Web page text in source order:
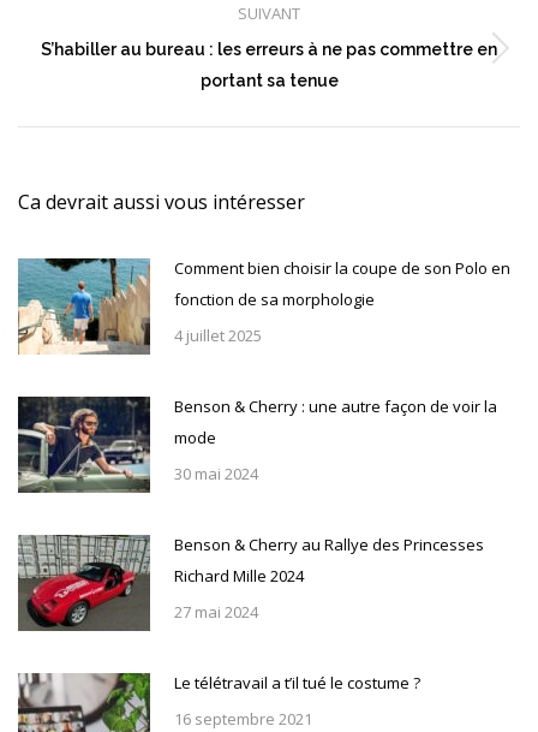
:
SUIVANT
Article
suivant
:
S’habiller au bureau : les erreurs à ne pas commettre en
portant sa tenue
Ca devrait aussi vous intéresser
Comment bien choisir la coupe de son Polo en
fonction de sa morphologie
4 juillet 2025
Benson & Cherry : une autre façon de voir la
mode
30 mai 2024
Benson & Cherry au Rallye des Princesses
Richard Mille 2024
27 mai 2024
Le télétravail a t’il tué le costume ?
16 septembre 2021